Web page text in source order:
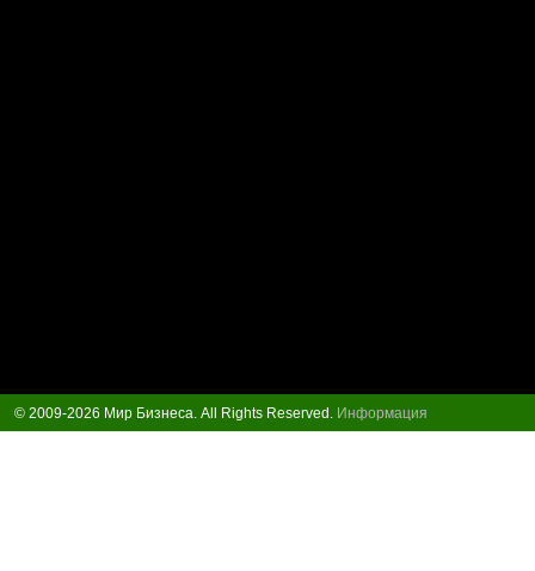
© 2009-2026 Мир Бизнеса. All Rights Reserved. Информация